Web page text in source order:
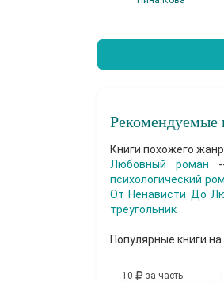
м
з
а
л
е
к
а
ю
щ
я
Рекомендуемые
Книги похожего
Любовный роман
психологический
От Ненависти До
треугольник
Популярные книги на
10 за часть